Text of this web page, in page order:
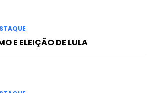
E ELEIÇÃO DE LULA